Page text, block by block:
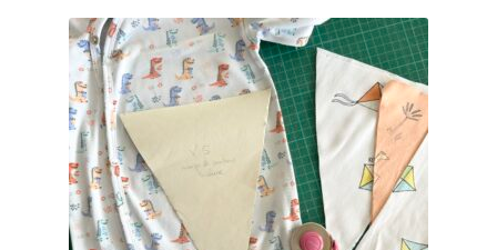
variations.
Les
options
peuvent
être
choisies
sur
page